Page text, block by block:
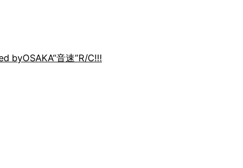
byOSAKA“音速”R/C!!!